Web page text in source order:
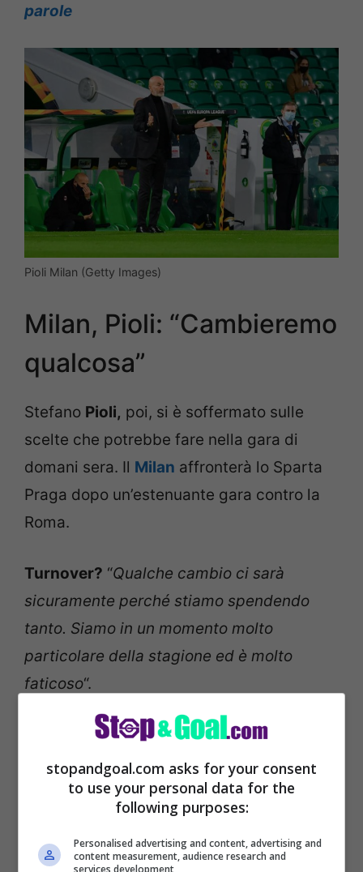
parole
Pioli Milan (Getty Images)
Milan, Pioli: “Cambieremo
qualcosa”
Stefano Pioli, poi, si è soffermato sulle
scelte che potrebbe fare nella gara di
domani sera. Il Milan affronterà lo Sparta
Praga dopo un’estenuante gara contro la
Roma.
Turnover? “Qualche cambio ci sarà
sicuramente perché stiamo spendendo
tanto. Siamo in un momento molto
particolare della stagione ed è molto
faticoso“.
stopandgoal.com asks for your consent
to use your personal data for the
following purposes:
Personalised advertising and content, advertising and
content measurement, audience research and
services development